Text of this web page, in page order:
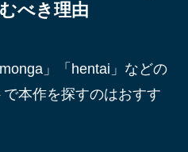
べき理由
」「hentai」などの
本作を探すのはおすす